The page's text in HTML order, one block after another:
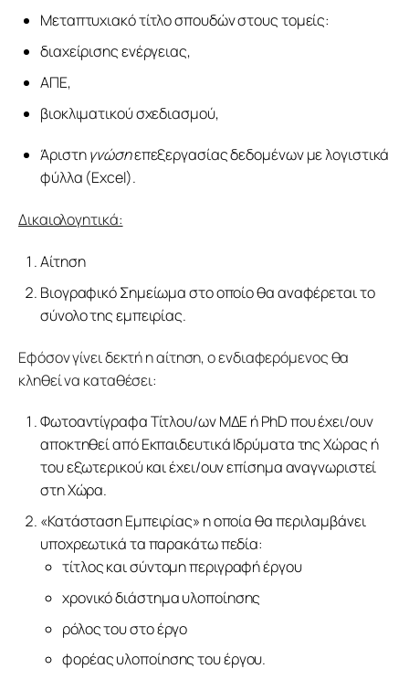
Μεταπτυχιακό τίτλο σπουδών στους τομείς:
διαχείρισης ενέργειας,
ΑΠΕ,
βιοκλιματικού σχεδιασμού,
Άριστηγνώσηεπεξεργασίας δεδομένων με λογιστικά
φύλλα (Excel).
Δικαιολογητικά:
Αίτηση
Βιογραφικό Σημείωμα στο οποίο θα αναφέρεται το
σύνολο της εμπειρίας.
Εφόσον γίνει δεκτή η αίτηση, ο ενδιαφερόμενος θα
κληθεί να καταθέσει:
Φωτοαντίγραφα Τίτλου/ων ΜΔΕ ή PhD που έχει/ουν
αποκτηθεί από Εκπαιδευτικά Ιδρύματα της Χώρας ή
του εξωτερικού και έχει/ουν επίσημα αναγνωριστεί
στη Χώρα.
«Κατάσταση Εμπειρίας» η οποία θα περιλαμβάνει
υποχρεωτικά τα παρακάτω πεδία:
τίτλος και σύντομη περιγραφή έργου
χρονικό διάστημα υλοποίησης
ρόλος του στο έργο
φορέας υλοποίησης του έργου.